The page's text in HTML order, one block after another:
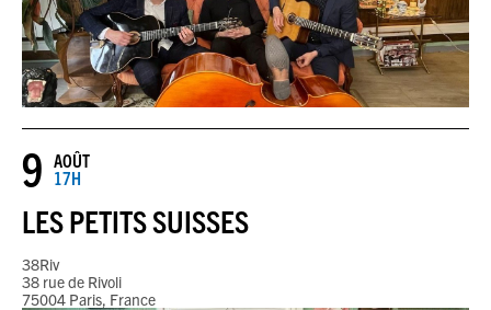
9 AOÛT
17H
LES PETITS SUISSES
38Riv
38 rue de Rivoli
75004 Paris, France